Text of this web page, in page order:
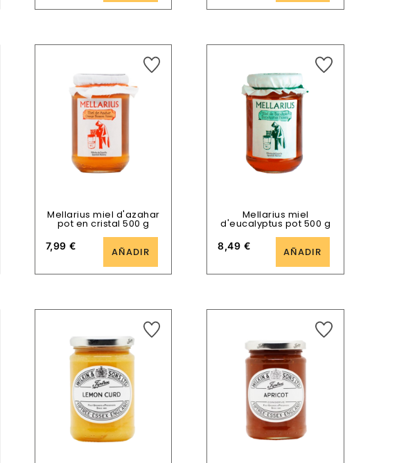
Mellarius miel d'azahar
pot en cristal 500 g
7,99€ AÑADIR
Mellarius miel
d'eucalyptus pot 500 g
8,49 € AÑADIR